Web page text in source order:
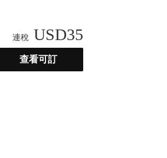
連稅 USD35
查看可訂